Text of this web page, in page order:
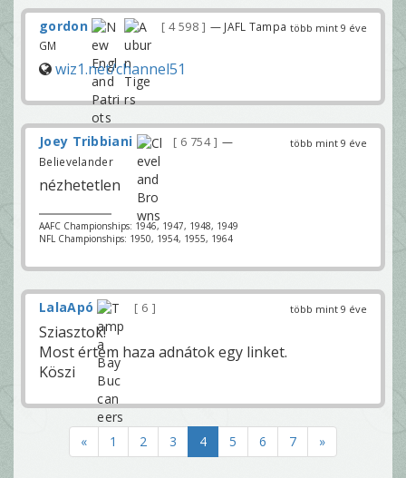
több mint 9 éve
gordon 4 598
— JAFL Tampa
GM
wiz1.net/channel51
több mint 9 éve
Joey Tribbiani 6 754
—
Believelander
nézhetetlen
AAFC Championships: 1946, 1947, 1948, 1949
NFL Championships: 1950, 1954, 1955, 1964
több mint 9 éve
LalaApó 6
Sziasztok!
Most értem haza adnátok egy linket.
Köszi
« 1 2 3 4 5 6 7 »